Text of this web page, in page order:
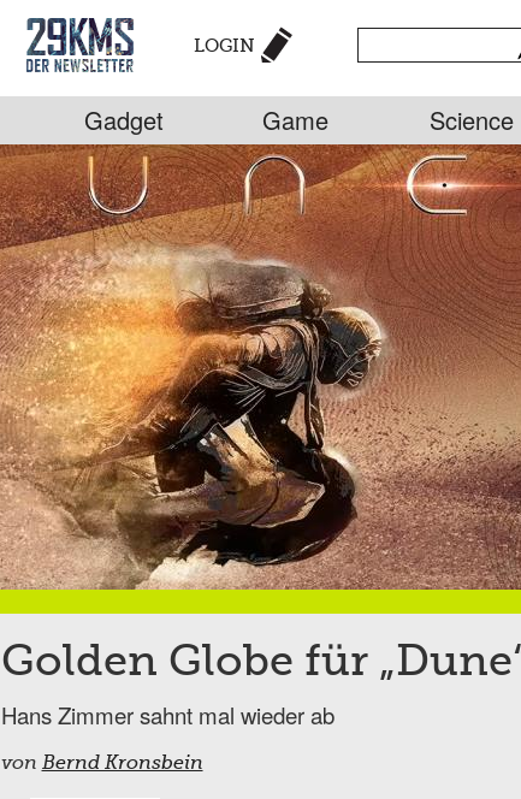
LOGIN
Gadget Game Science
Golden Globe für
Hans Zimmer sahnt mal wieder ab
von Bernd Kronsbein